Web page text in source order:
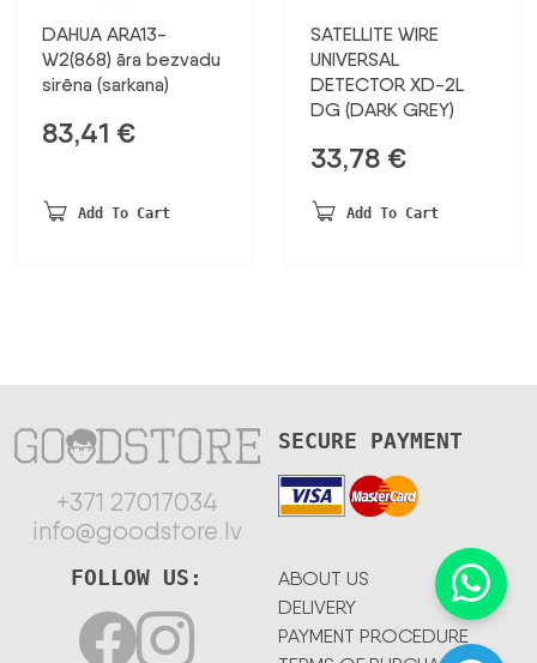
DAHUA ARA13-
W2(868) āra bezvadu
sirēna (sarkana)
83,41 €
Add To Cart
SATELLITE WIRE
UNIVERSAL
DETECTOR XD-2L
DG (DARK GREY)
33,78 €
Add To Cart
+371 27017034
info@goodstore.lv
SECURE PAYMENT
ABOUT US
DELIVERY
PAYMENT PROCEDURE
FOLLOW US: